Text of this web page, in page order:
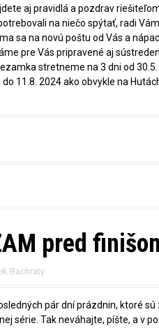
aj pravidlá a pozdrav
na niečo spýtať, radi
sa na novú poštu od Vás a
pre Vás pripravené aj
stretneme na 3 dni od
11.8. 2024 ako obvykle na
pred
Bachraty
pár dní prázdnin, ktoré
série. Tak neváhajte, píšte, a v